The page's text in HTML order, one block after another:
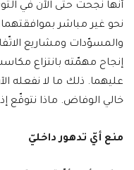
أنّها نجحت حتّى الآن في
نحو غير مباشر
والمسوّدات ومشاريع
إنجاح مهمّته بانتزاع
عليهما. ذلك ما لا نفعله
خالي الوفاض. ماذا نتوقّع
منع أيّ تدهور داخليّ